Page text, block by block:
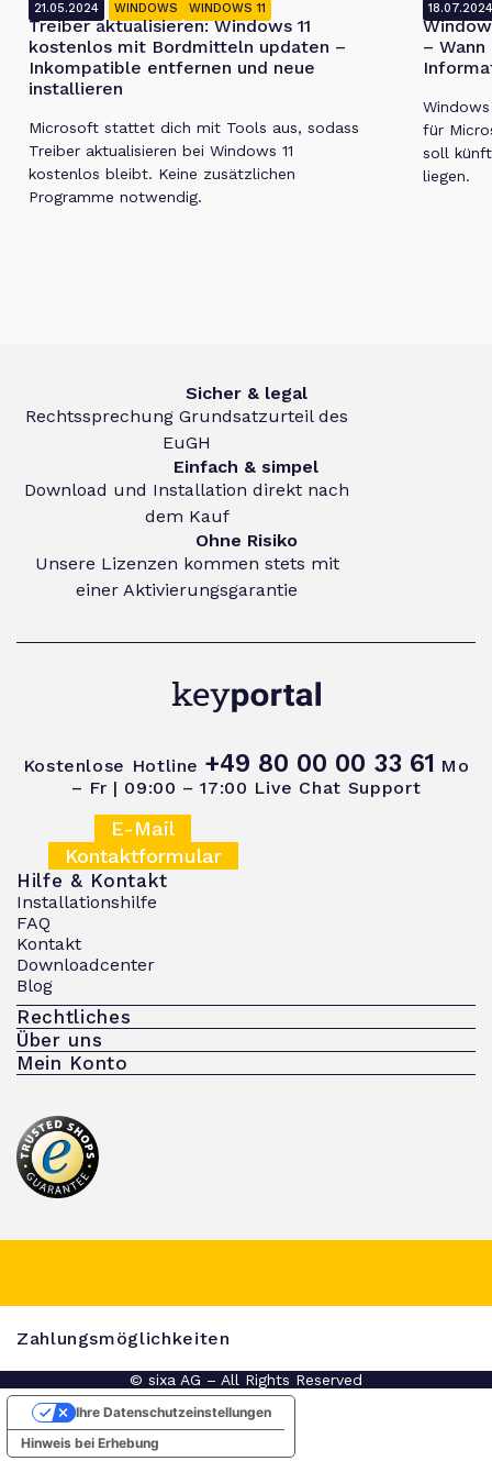
21.05.2024 WINDOWS WINDOWS 11
Treiber aktualisieren: Windows 11
kostenlos mit Bordmitteln updaten –
Inkompatible entfernen und neue
installieren
Microsoft stattet dich mit Tools aus, sodass
Treiber aktualisieren bei Windows 11
kostenlos bleibt. Keine zusätzlichen
Programme notwendig.
–
für
soll
liegen.
Sicher & legal
Rechtssprechung Grundsatzurteil des
EuGH
Einfach & simpel
Download und Installation direkt nach
dem Kauf
Ohne Risiko
Unsere Lizenzen kommen stets mit
einer Aktivierungsgarantie
Kostenlose Hotline +49 80 00 00 33 61 Mo
– Fr | 09:00 – 17:00 Live Chat Support
E-Mail
Kontaktformular
Hilfe & Kontakt
Installationshilfe
FAQ
Kontakt
Downloadcenter
Blog
Rechtliches
Über uns
Mein Konto
Zahlungsmöglichkeiten
© sixa AG – All Rights Reserved
Hinweis bei Erhebung
Ihre Datenschutzeinstellungen